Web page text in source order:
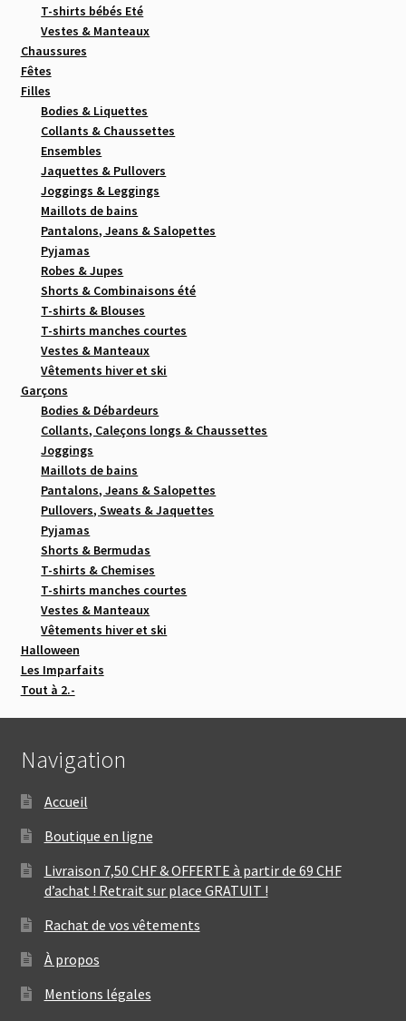
adoptant la mode seconde main pour votre bébé, vous
optez pour une solution économique et écologique, tout
en habillant votre petit bout avec style et confort.
Rejoignez-nous dans cette aventure où chaque vêtement a
une seconde vie et participe à un avenir plus durable.
Découvrez notre collection d'habits pour bébés, alliant
douceur, praticité et respect de l'environnement. Vive la
mode bébé écoresponsable à prix avantageux!
T-shirts bébés Eté
Vestes & Manteaux
Chaussures
Fêtes
Filles
Bodies & Liquettes
Collants & Chaussettes
Ensembles
Jaquettes & Pullovers
Joggings & Leggings
Maillots de bains
Pantalons, Jeans & Salopettes
Pyjamas
Robes & Jupes
Shorts & Combinaisons été
T-shirts & Blouses
T-shirts manches courtes
Vestes & Manteaux
Vêtements hiver et ski
Garçons
Bodies & Débardeurs
Collants, Caleçons longs & Chaussettes
Joggings
Maillots de bains
Pantalons, Jeans & Salopettes
Pullovers, Sweats & Jaquettes
Pyjamas
Shorts & Bermudas
T-shirts & Chemises
T-shirts manches courtes
Vestes & Manteaux
Vêtements hiver et ski
Halloween
Les Imparfaits
Tout à 2.-
Navigation
Accueil
Boutique en ligne
Livraison 7,50 CHF & OFFERTE à partir de 69 CHF
d’achat ! Retrait sur place GRATUIT !
Rachat de vos vêtements
À propos
Mentions légales